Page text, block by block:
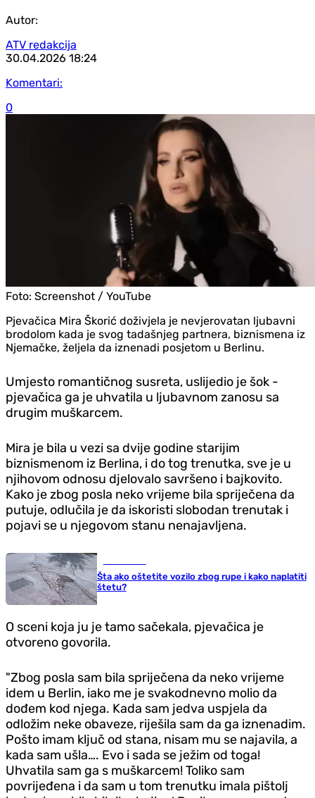
Autor:
ATV redakcija
30.04.2026 18:24
Komentari:
0
Foto: Screenshot / YouTube
Pjevačica Mira Škorić doživjela je nevjerovatan ljubavni
brodolom kada je svog tadašnjeg partnera, biznismena iz
Njemačke, željela da iznenadi posjetom u Berlinu.
Umjesto romantičnog susreta, uslijedio je šok -
pjevačica ga je uhvatila u ljubavnom zanosu sa
drugim muškarcem.
Mira je bila u vezi sa dvije godine starijim
biznismenom iz Berlina, i do tog trenutka, sve je u
njihovom odnosu djelovalo savršeno i bajkovito.
Kako je zbog posla neko vrijeme bila spriječena da
putuje, odlučila je da iskoristi slobodan trenutak i
pojavi se u njegovom stanu nenajavljena.
Šta ako oštetite vozilo zbog rupe i kako naplatiti
štetu?
O sceni koja ju je tamo sačekala, pjevačica je
otvoreno govorila.
"Zbog posla sam bila spriječena da neko vrijeme
idem u Berlin, iako me je svakodnevno molio da
dođem kod njega. Kada sam jedva uspjela da
odložim neke obaveze, riješila sam da ga iznenadim.
Pošto imam ključ od stana, nisam mu se najavila, a
kada sam ušla…. Evo i sada se ježim od toga!
Uhvatila sam ga s muškarcem! Toliko sam
povrijeđena i da sam u tom trenutku imala pištolj